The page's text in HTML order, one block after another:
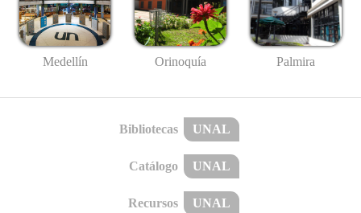
Medellín Orinoquía Palmira
Bibliotecas UNAL
Catálogo UNAL
Recursos UNAL